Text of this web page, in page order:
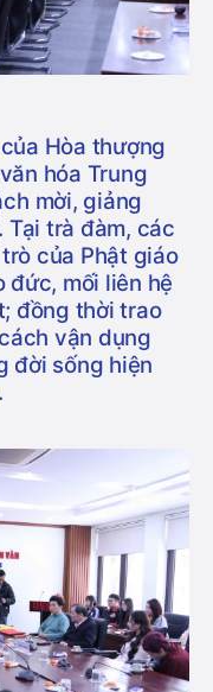
Hòa thượng
hóa Trung
mời, giảng
trà đàm, các
của Phật giáo
đức, mối liên hệ
đồng thời trao
vận dụng
đời sống hiện